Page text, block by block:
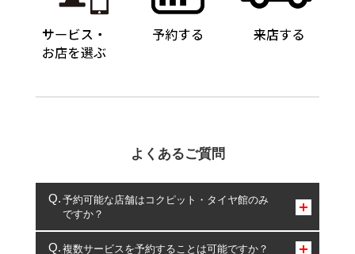
よくあるご質問
予約可能な店舗はコクピット・タイヤ館のみ
ですか？
コクピット・タイヤ館のみとなります。
複数サービスを予約することは可能ですか？